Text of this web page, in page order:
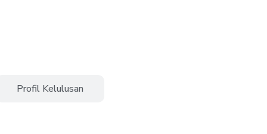
Profil Kelulusan